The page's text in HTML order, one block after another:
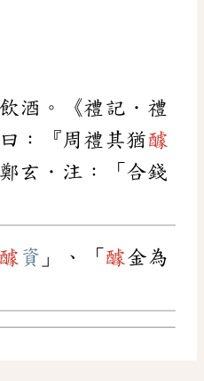
酒。《禮記．禮
：『周禮其猶醵
玄．注：「合錢
醵 資 」、「 醵金為